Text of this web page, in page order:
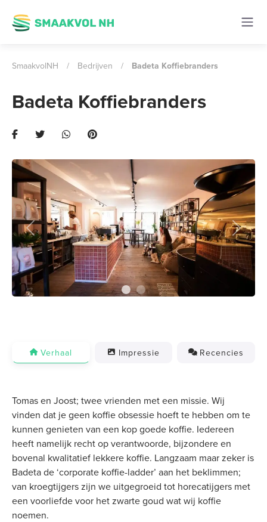
SmaakvolNH / Bedrijven / Badeta Koffiebranders
Badeta Koffiebranders
Previous Next
Verhaal Impressie Recencies
Tomas en Joost; twee vrienden met een missie. Wij
vinden dat je geen koffie obsessie hoeft te hebben om te
kunnen genieten van een kop goede koffie. Iedereen
heeft namelijk recht op verantwoorde, bijzondere en
bovenal kwalitatief lekkere koffie. Langzaam maar zeker is
Badeta de ‘corporate koffie-ladder’ aan het beklimmen;
van kroegtijgers zijn we uitgegroeid tot horecatijgers met
een voorliefde voor het zwarte goud wat wij koffie
noemen.